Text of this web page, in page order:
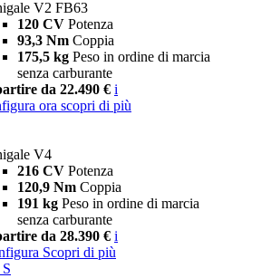
V2 FB63
120 CV Potenza
93,3 Nm Coppia
175,5 kg Peso in ordine di marcia
senza carburante
da 22.490 € i
ora scopri di più
V4
216 CV Potenza
120,9 Nm Coppia
191 kg Peso in ordine di marcia
senza carburante
da 28.390 € i
Scopri di più